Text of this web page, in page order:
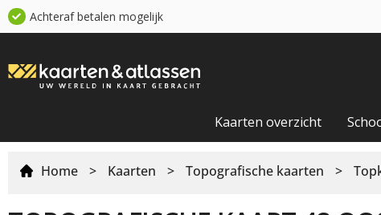
Achteraf betalen mogelijk
Kaarten overzicht
Home > Kaarten > Topografische kaarten >